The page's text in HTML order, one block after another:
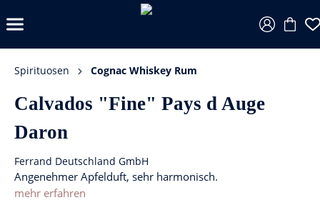
Spirituosen Cognac Whiskey Rum
Calvados "Fine" Pays d Auge
Daron
Ferrand Deutschland GmbH
Angenehmer Apfelduft, sehr harmonisch.
mehr erfahren